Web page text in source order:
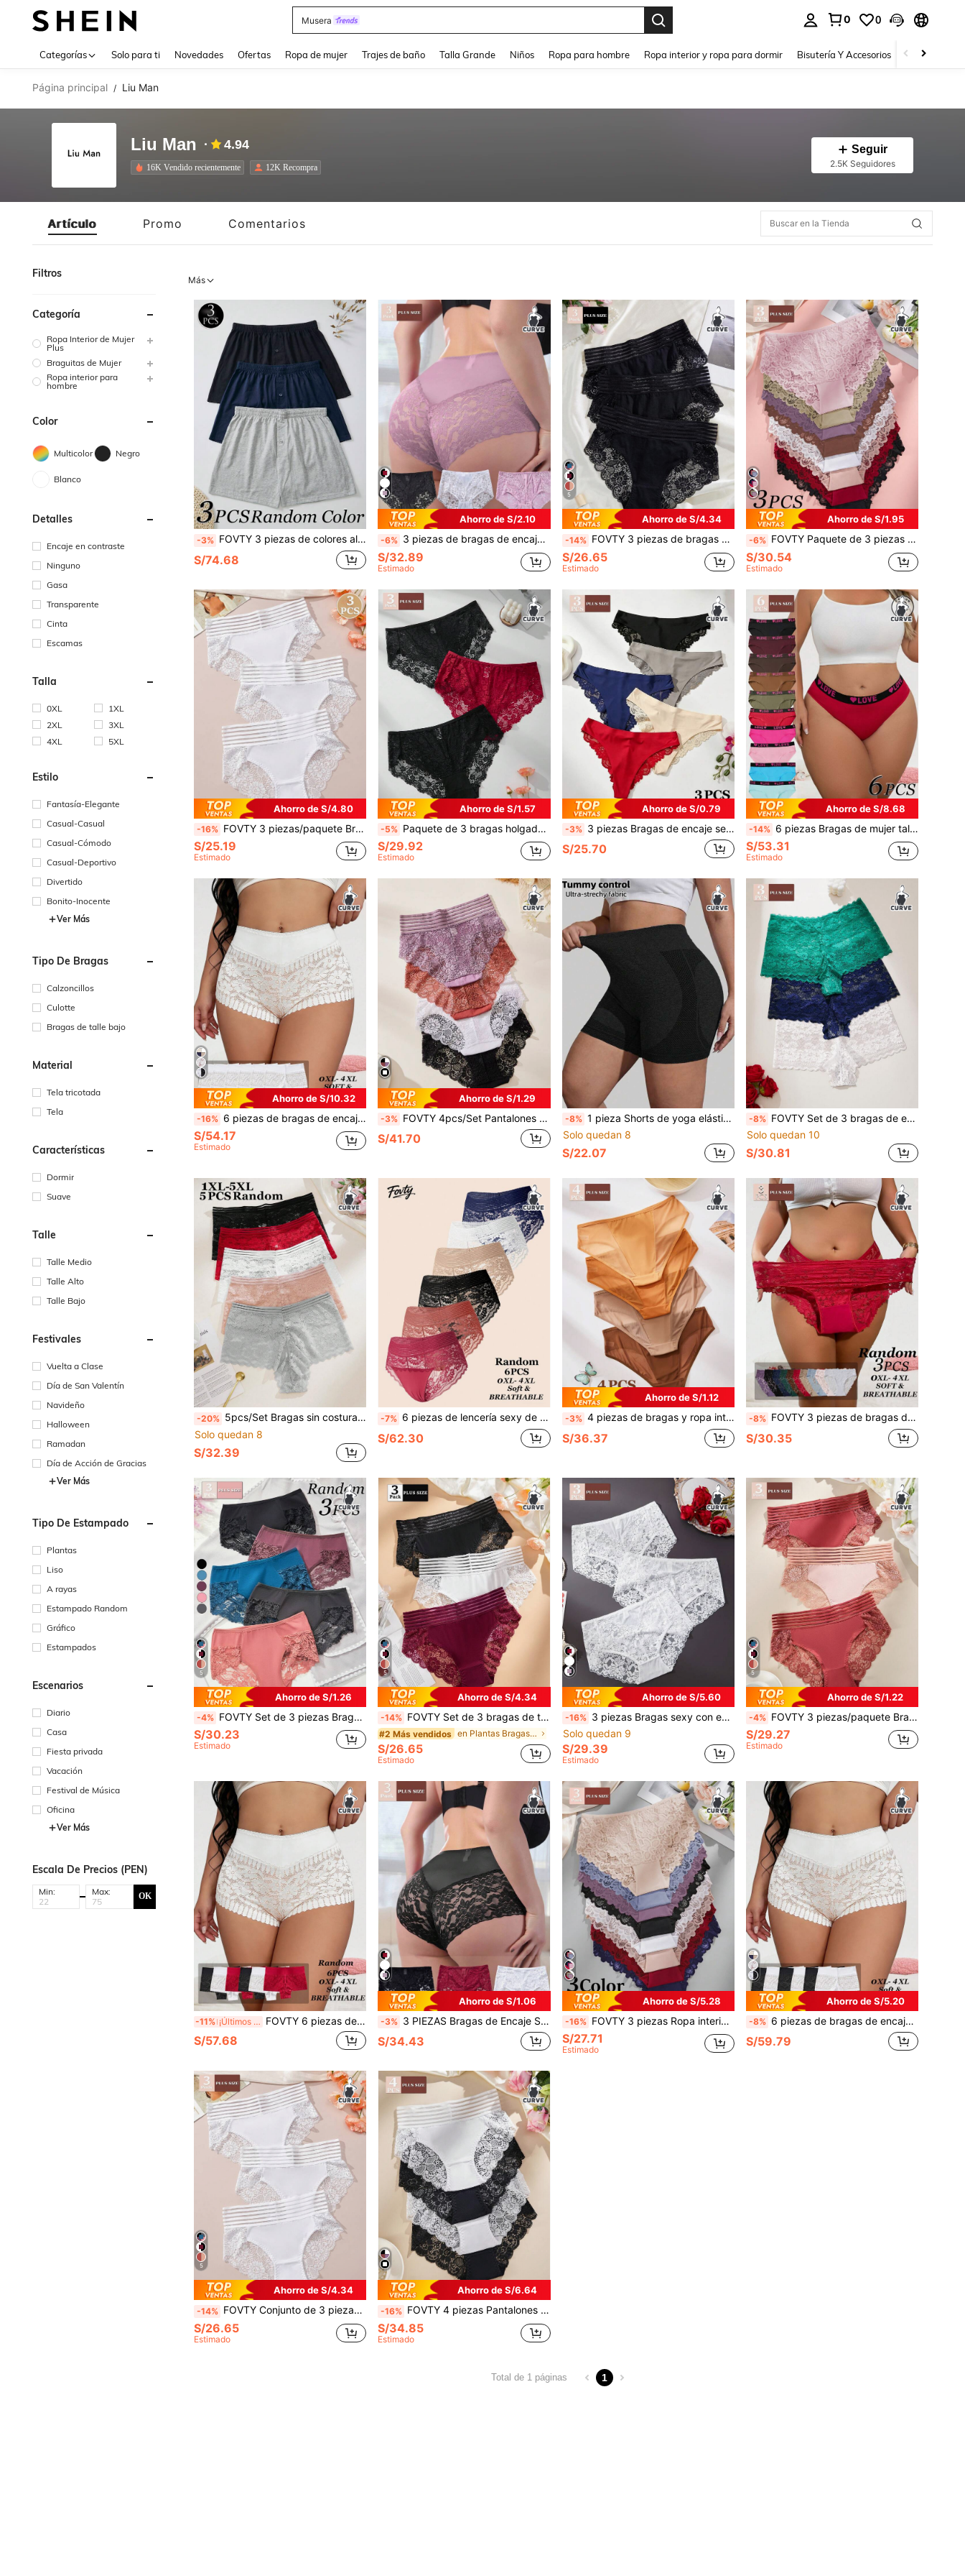
Dazy
0 0
Categorías Solo para ti Novedades Ofertas Ropa de mujer Trajes de baño Talla Grande Niños Ropa para hombre Ropa interior y ropa para dormir Bisutería Y Accesorios Zapatos
Página principal / Liu Man
Liu Man 4.94
16K Vendido recientemente 12K Recompra
Seguir
2.5K Seguidores
Artículo Promo Comentarios
Filtros
Categoría
Ropa Interior de Mujer
Plus
Braguitas de Mujer
Ropa interior para
hombre
Color
Multicolor Negro
Blanco
Detalles
Encaje en contraste
Ninguno
Gasa
Transparente
Cinta
Escamas
Talla
0XL
1XL
2XL
3XL
4XL
5XL
Estilo
Fantasía-Elegante
Casual-Casual
Casual-Cómodo
Casual-Deportivo
Divertido
Bonito-Inocente
Ver Más
Tipo De Bragas
Calzoncillos
Culotte
Bragas de talle bajo
Material
Tela tricotada
Tela
Características
Dormir
Suave
Talle
Talle Medio
Talle Alto
Talle Bajo
Festivales
Vuelta a Clase
Día de San Valentín
Navideño
Halloween
Ramadan
Día de Acción de Gracias
Ver Más
Tipo De Estampado
Plantas
Liso
A rayas
Estampado Random
Gráfico
Estampados
Escenarios
Diario
Casa
Fiesta privada
Vacación
Festival de Música
Oficina
Ver Más
Escala De Precios (PEN)
Min: Max: OK
Más
-3% FOVTY 3 piezas de colores aleatorios Regalo del Día del Padre para novio Ropa interior tipo bóxer para hombres Cómodos Transpirables de moda Deportivos de pierna larga de algodón puro
S/74.68
Ahorro de S/2.10
-6% 3 piezas de bragas de encaje sexys para mujer de talla grande, ropa interior ajustada
S/32.89
Estimado
5
Ahorro de S/4.34
-14% FOVTY 3 piezas de bragas para mujeres de talla grande de unicolor con ribete de encaje, todas negras
S/26.65
Estimado
Ahorro de S/1.95
-6% FOVTY Paquete de 3 piezas de ropa interior suave con patrones clásicos surtidos para mujer de talla grande, otoño/invierno
S/30.54
Estimado
Ahorro de S/4.80
-16% FOVTY 3 piezas/paquete Bragas de encaje sexy para mujer, ropa de estar cómoda para el día a día
S/25.19
Estimado
Ahorro de S/1.57
-5% Paquete de 3 bragas holgadas y cómodas con ribete de encaje para mujer de talla grande, para otoño/invierno
S/29.92
Estimado
Ahorro de S/0.79
-3% 3 piezas Bragas de encaje sexy y ropa interior de seda para mujer de talla grande, verano
S/25.70
Ahorro de S/8.68
-14% 6 piezas Bragas de mujer talla grande con estampado de letras y corazones, estilo deportivo
S/53.31
Estimado
Ahorro de S/10.32
-16% 6 piezas de bragas de encaje blanco sexy para mujer de talla grande, ropa interior casual para el hogar con estampado hueco, ligera y transpirable, adecuada para el uso diario en verano
S/54.17
Estimado
Ahorro de S/1.29
-3% FOVTY 4pcs/Set Pantalones cortos de cintura alta de satén y encaje para mujer de talla grande, bragas elegantes, de moda, cómodas y versátiles, adecuadas para uso diario y ocio en el hogar
S/41.70
-8% 1 pieza Shorts de yoga elásticos para mujer talla grande, cintura alta, a prueba de sentadillas, control de abdomen, adecuados para ejercicio, entrenamiento, ciclismo, shorts de compresión negros
Solo quedan 8
S/22.07
-8% FOVTY Set de 3 bragas de encaje con lazo y diseño triangular sexy para mujer de talla grande, para verano
Solo quedan 10
S/30.81
-20% 5pcs/Set Bragas sin costuras transparentes y sexys para mujer, lencería seductora, bragas de cintura alta tipo hipster, ropa interior para mujer
Solo quedan 8
S/32.39
-7% 6 piezas de lencería sexy de encaje para mujer de talla grande, estilo aleatorio, lencería fina de verano con estampado floral, ropa de dormir
S/62.30
Ahorro de S/1.12
-3% 4 piezas de bragas y ropa interior ligera para mujer de talla grande, primavera/verano, caliente, aleatorio
S/36.37
-8% FOVTY 3 piezas de bragas de encaje de colores aleatorios para mujer talla grande, ropa interior negra y blanca
S/30.35
5
Ahorro de S/1.26
-4% FOVTY Set de 3 piezas Bragas de encaje sexy, shorts de yoga, ropa interior, anti-rozaduras, para otoño/invierno, tallas grandes para mujeres
S/30.23
Estimado
5
Ahorro de S/4.34
-14% FOVTY Set de 3 bragas de talla grande de mujer con elástico y aplicación de encaje en unicolor
#2 Más vendidos en Plantas Bragas de talla grande
S/26.65
Estimado
Ahorro de S/5.60
-16% 3 piezas Bragas sexy con encaje talla grande para volver al colegio
Solo quedan 9
S/29.39
Estimado
5
Ahorro de S/1.22
-4% FOVTY 3 piezas/paquete Bragas de mujer talla grande con elástico y ribete de encaje de unicolor
S/29.27
Estimado
-11% ¡Últimos 3 días FOVTY 6 piezas de lencería sexy de encaje floral para mujer de talla grande, lencería fina de verano
S/57.68
Ahorro de S/1.06
-3% 3 PIEZAS Bragas de Encaje Sexy Talla Grande Ropa Interior para Mujer
S/34.43
Ahorro de S/5.28
-16% FOVTY 3 piezas Ropa interior clásica suave para mujer de talla grande, Otoño/Invierno
S/27.71
Estimado
Ahorro de S/5.20
-8% 6 piezas de bragas de encaje sexy blanco y negro para mujer de talla grande, lencería casual para el hogar con estampado hueco, ligera y transpirable, adecuada para uso diario en verano
S/59.79
5
Ahorro de S/4.34
-14% FOVTY Conjunto de 3 piezas de lencería y bragas sexy de encaje para mujer de talla grande, para otoño/invierno
S/26.65
Estimado
Ahorro de S/6.64
-16% FOVTY 4 piezas Pantalones cortos de cintura alta de satén y encaje para mujer de talla grande, bragas elegantes, de moda, cómodas y versátiles, adecuadas para uso diario y ocio en el hogar
S/34.85
Estimado
Total de 1 páginas 1